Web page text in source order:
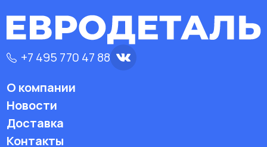
+7 495 770 47 88
О компании
Новости
Доставка
Контакты